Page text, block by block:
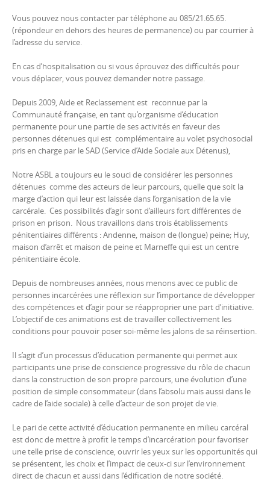
Vous pouvez nous contacter par téléphone au 085/21.65.65.
(répondeur en dehors des heures de permanence) ou par courrier à
l’adresse du service.
En cas d’hospitalisation ou si vous éprouvez des difficultés pour
vous déplacer, vous pouvez demander notre passage.
Depuis 2009, Aide et Reclassement est reconnue par la
Communauté française, en tant qu’organisme d’éducation
permanente pour une partie de ses activités en faveur des
personnes détenues qui est complémentaire au volet psychosocial
pris en charge par le SAD (Service d’Aide Sociale aux Détenus),
Notre ASBL a toujours eu le souci de considérer les personnes
détenues comme des acteurs de leur parcours, quelle que soit la
marge d’action qui leur est laissée dans l’organisation de la vie
carcérale. Ces possibilités d’agir sont d’ailleurs fort différentes de
prison en prison. Nous travaillons dans trois établissements
pénitentiaires différents : Andenne, maison de (longue) peine; Huy,
maison d’arrêt et maison de peine et Marneffe qui est un centre
pénitentiaire école.
Depuis de nombreuses années, nous menons avec ce public de
personnes incarcérées une réflexion sur l’importance de développer
des compétences et d’agir pour se réapproprier une part d’initiative.
L’objectif de ces animations est de travailler collectivement les
conditions pour pouvoir poser soi-même les jalons de sa réinsertion.
Il s’agit d’un processus d’éducation permanente qui permet aux
participants une prise de conscience progressive du rôle de chacun
dans la construction de son propre parcours, une évolution d’une
position de simple consommateur (dans l’absolu mais aussi dans le
cadre de l’aide sociale) à celle d’acteur de son projet de vie.
Le pari de cette activité d’éducation permanente en milieu carcéral
est donc de mettre à profit le temps d’incarcération pour favoriser
une telle prise de conscience, ouvrir les yeux sur les opportunités qui
se présentent, les choix et l’impact de ceux-ci sur l’environnement
direct de chacun et aussi dans l’édification de notre société.